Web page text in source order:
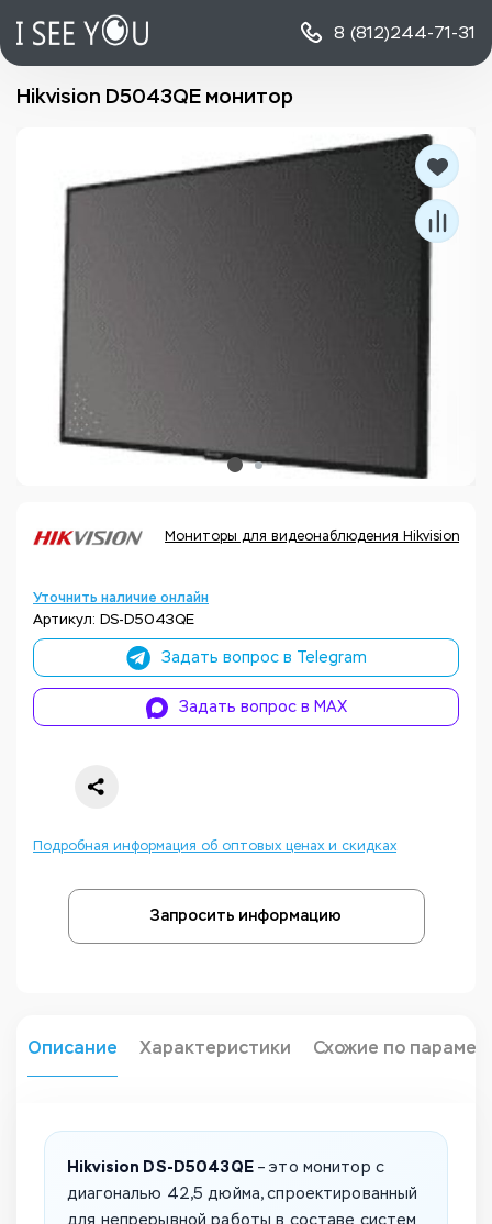
8 (812)244-71-31
Hikvision D5043QE монитор
Мониторы для видеонаблюдения Hikvision
Уточнить наличие онлайн
Артикул: DS-D5043QE
Задать вопрос в Telegram
Задать вопрос в MAX
Подробная информация об оптовых ценах и скидках
Запросить информацию
Описание Характеристики Схожие по
Hikvision DS-D5043QE– это монитор с
диагональю 42,5 дюйма, спроектированный